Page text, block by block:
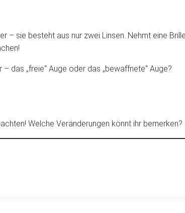
– sie besteht aus nur zwei Linsen. Nehmt eine
das „freie“ Auge oder das „bewaffnete“ Auge?
Welche Veränderungen könnt ihr